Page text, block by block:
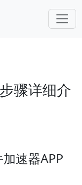
骤详细介
速器APP